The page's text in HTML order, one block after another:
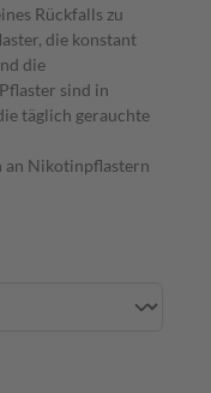
Rückfalls zu
die konstant
die
sind in
täglich gerauchte
an Nikotinpflastern